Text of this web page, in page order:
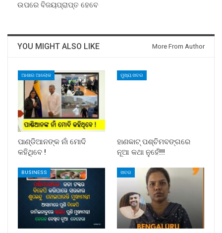
ଉପରେ ବିଜୟପ୍ରାପ୍ତ ହେବେ
YOU MIGHT ALSO LIKE More From Author
ଆଶାର ଆଲୋକ
ପାଣ୍ଡିଆନଙ୍କ ନାଁ ମୋଦି
କହିଥିବେ !
ମୁଖ୍ୟ ଖବର
ହାଣକାଟ୍‌ ପଶ୍ଚିମବଙ୍ଗରେ
ନୂଆ କଥା ନୁହେଁ!!!
BUSINESS ଖବର